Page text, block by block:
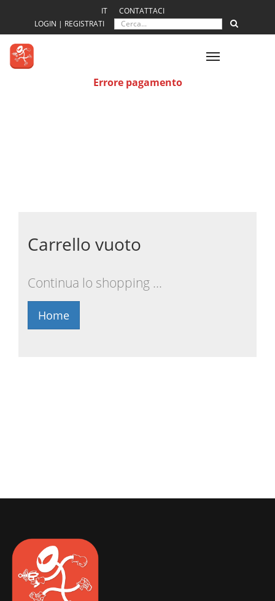
IT
CONTATTACI
LOGIN | REGISTRATI
Toggle
Errore pagamento
Carrello vuoto
Continua lo shopping ...
Home